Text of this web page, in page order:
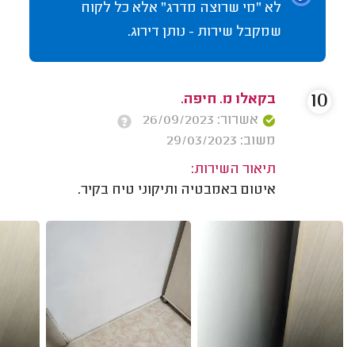
לא "מי שרוצה מדרג" אלא כל לקוח
שמקבל שירות - נותן דירוג.
בקאלו מ. חיפה.
אשרור: 26/09/2023
משוב: 29/03/2023
תיאור השירות:
איטום באמבטיה ותיקוני טיח בקיר.
10